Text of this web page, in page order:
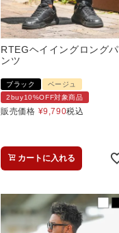
RTEGヘイイングロングパ
ンツ
ブラック
ベージュ
2buy10%OFF対象商品
販売価格 ¥9,790税込
カートに入れる